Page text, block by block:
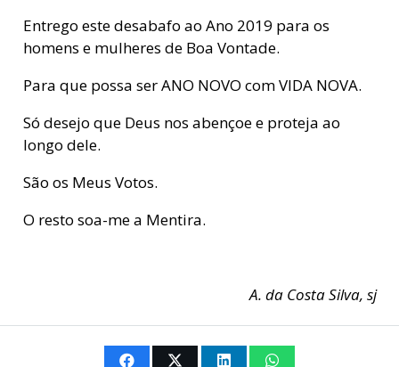
Entrego este desabafo ao Ano 2019 para os
homens e mulheres de Boa Vontade.
Para que possa ser ANO NOVO com VIDA NOVA.
Só desejo que Deus nos abençoe e proteja ao
longo dele.
São os Meus Votos.
O resto soa-me a Mentira.
A. da Costa Silva, sj